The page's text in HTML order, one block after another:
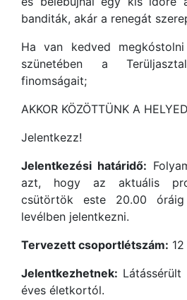
banditák, akár a renegát
Ha van kedved
szünetében a
finomságait;
AKKOR KÖZÖTTÜNK A
Jelentkezz!
Jelentkezési határidő:
azt, hogy az aktuális
csütörtök este 20.00
levélben jelentkezni.
Tervezett csoportlétszám:
Jelentkezhetnek:
éves életkortól.